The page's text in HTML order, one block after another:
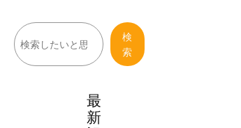
検
索
検
索
最
新